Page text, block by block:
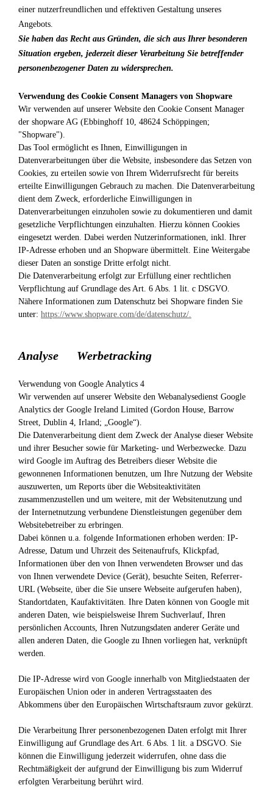
einer nutzerfreundlichen und effektiven Gestaltung unseres
Angebots.
Sie haben das Recht aus Gründen, die sich aus Ihrer besonderen
Situation ergeben, jederzeit dieser Verarbeitung Sie betreffender
personenbezogener Daten zu widersprechen.
Verwendung des Cookie Consent Managers von Shopware
Wir verwenden auf unserer Website den Cookie Consent Manager
der shopware AG (Ebbinghoff 10, 48624 Schöppingen;
"Shopware").
Das Tool ermöglicht es Ihnen, Einwilligungen in
Datenverarbeitungen über die Website, insbesondere das Setzen von
Cookies, zu erteilen sowie von Ihrem Widerrufsrecht für bereits
erteilte Einwilligungen Gebrauch zu machen. Die Datenverarbeitung
dient dem Zweck, erforderliche Einwilligungen in
Datenverarbeitungen einzuholen sowie zu dokumentieren und damit
gesetzliche Verpflichtungen einzuhalten. Hierzu können Cookies
eingesetzt werden. Dabei werden Nutzerinformationen, inkl. Ihrer
IP-Adresse erhoben und an Shopware übermittelt. Eine Weitergabe
dieser Daten an sonstige Dritte erfolgt nicht.
Die Datenverarbeitung erfolgt zur Erfüllung einer rechtlichen
Verpflichtung auf Grundlage des Art. 6 Abs. 1 lit. c DSGVO.
Nähere Informationen zum Datenschutz bei Shopware finden Sie
unter: https://www.shopware.com/de/datenschutz/.
Analyse Werbetracking
Verwendung von Google Analytics 4
Wir verwenden auf unserer Website den Webanalysedienst Google
Analytics der Google Ireland Limited (Gordon House, Barrow
Street, Dublin 4, Irland; „Google“).
Die Datenverarbeitung dient dem Zweck der Analyse dieser Website
und ihrer Besucher sowie für Marketing- und Werbezwecke. Dazu
wird Google im Auftrag des Betreibers dieser Website die
gewonnenen Informationen benutzen, um Ihre Nutzung der Website
auszuwerten, um Reports über die Websiteaktivitäten
zusammenzustellen und um weitere, mit der Websitenutzung und
der Internetnutzung verbundene Dienstleistungen gegenüber dem
Websitebetreiber zu erbringen.
Dabei können u.a. folgende Informationen erhoben werden: IP-
Adresse, Datum und Uhrzeit des Seitenaufrufs, Klickpfad,
Informationen über den von Ihnen verwendeten Browser und das
von Ihnen verwendete Device (Gerät), besuchte Seiten, Referrer-
URL (Webseite, über die Sie unsere Webseite aufgerufen haben),
Standortdaten, Kaufaktivitäten. Ihre Daten können von Google mit
anderen Daten, wie beispielsweise Ihrem Suchverlauf, Ihren
persönlichen Accounts, Ihren Nutzungsdaten anderer Geräte und
allen anderen Daten, die Google zu Ihnen vorliegen hat, verknüpft
werden.
Die IP-Adresse wird von Google innerhalb von Mitgliedstaaten der
Europäischen Union oder in anderen Vertragsstaaten des
Abkommens über den Europäischen Wirtschaftsraum zuvor gekürzt.
Die Verarbeitung Ihrer personenbezogenen Daten erfolgt mit Ihrer
Einwilligung auf Grundlage des Art. 6 Abs. 1 lit. a DSGVO. Sie
können die Einwilligung jederzeit widerrufen, ohne dass die
Rechtmäßigkeit der aufgrund der Einwilligung bis zum Widerruf
erfolgten Verarbeitung berührt wird.